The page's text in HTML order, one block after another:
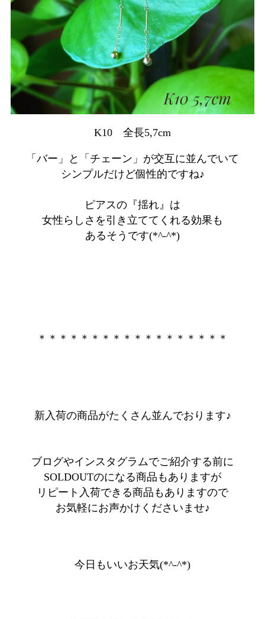
K10 全長5,7cm
「バー」と「チェーン」が交互に並んでいて
シンプルだけど個性的ですね♪
ピアスの『揺れ』は
女性らしさを引き立ててくれる効果も
あるそうです(*^-^*)
＊＊＊＊＊＊＊＊＊＊＊＊＊＊＊＊＊＊
新入荷の商品がたくさん並んでおります♪
ブログやインスタグラムでご紹介する前に
SOLDOUTのになる商品もありますが
リピート入荷できる商品もありますので
お気軽にお声かけくださいませ♪
今日もいいお天気(*^-^*)